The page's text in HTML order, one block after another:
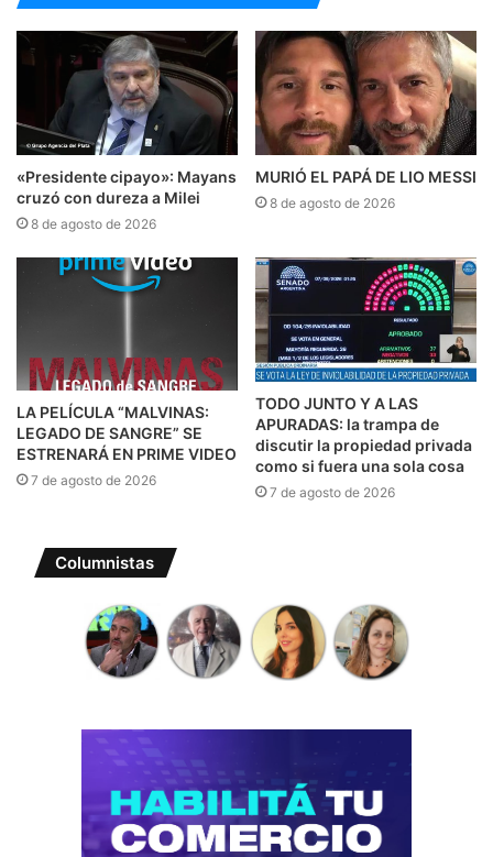
«Presidente cipayo»: Mayans
cruzó con dureza a Milei
8 de agosto de 2026
MURIÓ EL PAPÁ DE LIO MESSI
8 de agosto de 2026
LA PELÍCULA “MALVINAS:
LEGADO DE SANGRE” SE
ESTRENARÁ EN PRIME VIDEO
7 de agosto de 2026
TODO JUNTO Y A LAS
APURADAS: la trampa de
discutir la propiedad privada
como si fuera una sola cosa
7 de agosto de 2026
Columnistas